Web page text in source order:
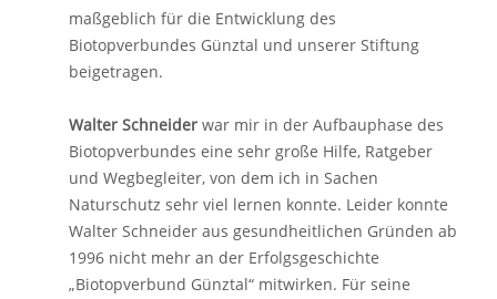
maßgeblich für die Entwicklung des
Biotopverbundes Günztal und unserer Stiftung
beigetragen.
Walter Schneider war mir in der Aufbauphase des
Biotopverbundes eine sehr große Hilfe, Ratgeber
und Wegbegleiter, von dem ich in Sachen
Naturschutz sehr viel lernen konnte. Leider konnte
Walter Schneider aus gesundheitlichen Gründen ab
1996 nicht mehr an der Erfolgsgeschichte
„Biotopverbund Günztal“ mitwirken. Für seine